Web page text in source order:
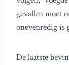
gevallen moet
onevenredig is
De laatste